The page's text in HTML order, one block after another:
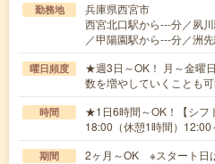
勤務地
兵庫県西宮市
西宮北口駅から---分／夙
／甲陽園駅から---分／洲
曜日頻度
★週3日～OK！ 月～金曜
数を増やしていくことも可
時間
★1日6時間～OK！【シフ
18:00（休憩1時間）
期間 2ヶ月～OK ※スタート日